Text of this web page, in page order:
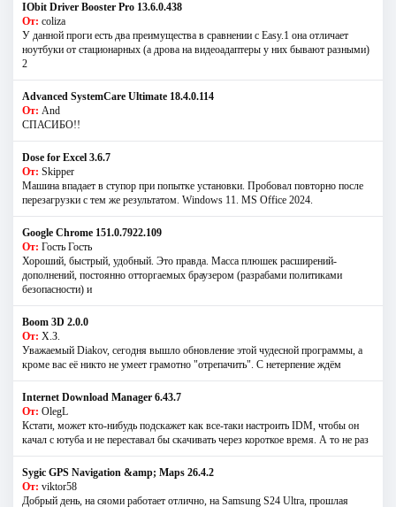
IObit Driver Booster Pro 13.6.0.438
От: coliza
У данной проги есть два преимущества в сравнении с Easy.1 она отличает
ноутбуки от стационарных (а дрова на видеоадаптеры у них бывают разными)
2
Advanced SystemCare Ultimate 18.4.0.114
От: And
СПАСИБО!!
Dose for Excel 3.6.7
От: Skipper
Машина впадает в ступор при попытке установки. Пробовал повторно после
перезагрузки с тем же результатом. Windows 11. MS Offiсe 2024.
Google Chrome 151.0.7922.109
От: Гость Гость
Хороший, быстрый, удобный. Это правда. Масса плюшек расширений-
дополнений, постоянно отторгаемых браузером (разрабами политиками
безопасности) и
Boom 3D 2.0.0
От: Х.З.
Уважаемый Diakov, сегодня вышло обновление этой чудесной программы, а
кроме вас её никто не умеет грамотно "отрепачить". С нетерпение ждём
Internet Download Manager 6.43.7
От: OlegL
Кстати, может кто-нибудь подскажет как все-таки настроить IDM, чтобы он
качал с ютуба и не переставал бы скачивать через короткое время. А то не раз
Sygic GPS Navigation &amp; Maps 26.4.2
От: viktor58
Добрый день, на сяоми работает отлично, на Samsung S24 Ultra, прошлая